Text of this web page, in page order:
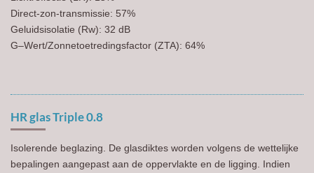
Direct-zon-transmissie: 57%
Geluidsisolatie (Rw): 32 dB
G–Wert/Zonnetoetredingsfactor (ZTA): 64%
HR glas Triple 0.8
Isolerende beglazing. De glasdiktes worden volgens de wettelijke
bepalingen aangepast aan de oppervlakte en de ligging. Indien